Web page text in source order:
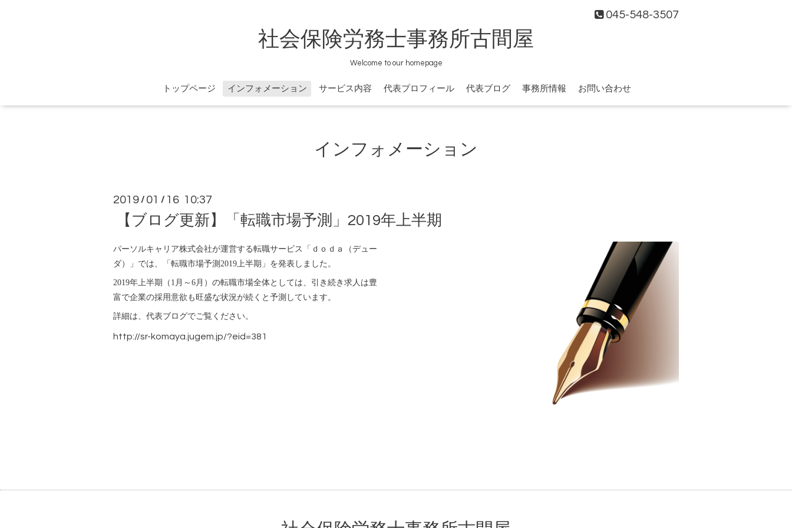
045-548-3507
社会保険労務士事務所古間屋
Welcome to our homepage
トップページ インフォメーション サービス内容 代表プロフィール 代表ブログ 事務所情報 お問い合わせ
インフォメーション
2019 / 01 / 16 10:37
【ブログ更新】「転職市場予測」2019年上半期
パーソルキャリア株式会社が運営する転職サービス「ｄｏｄａ（デュー
ダ）」では、「転職市場予測2019上半期」を発表しました。
2019年上半期（1月～6月）の転職市場全体としては、引き続き求人は豊
富で企業の採用意欲も旺盛な状況が続くと予測しています。
詳細は、代表ブログでご覧ください。
http://sr-komaya.jugem.jp/?eid=381